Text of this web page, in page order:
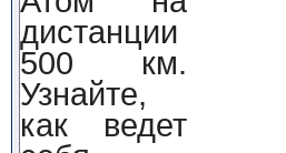
дистанции
500 км.
Узнайте,
как ведет